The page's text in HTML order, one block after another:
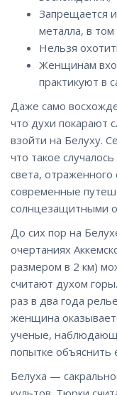
Запрещается
металла, в
Нельзя
Женщинам
практикуют в
Даже само
что духи покарают
взойти на Белуху.
что такое
света,
современные
солнцезащитными
До сих пор на
очертаниях
размером в 2 км)
считают духом
раз в два года
женщина
ученые,
попытке объяснить
Белуха —